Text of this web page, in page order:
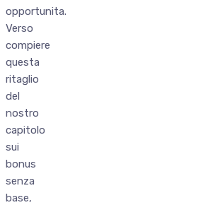
opportunita.
Verso
compiere
questa
ritaglio
del
nostro
capitolo
sui
bonus
senza
base,